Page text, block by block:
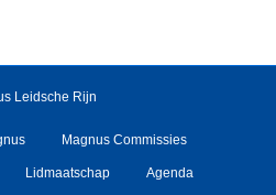
Leidsche Rijn
Magnus Commissies
Lidmaatschap Agenda